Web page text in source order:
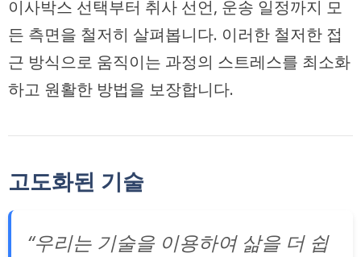
이사박스 선택부터 취사 선언, 운송 일정까지 모
든 측면을 철저히 살펴봅니다. 이러한 철저한 접
근 방식으로 움직이는 과정의 스트레스를 최소화
하고 원활한 방법을 보장합니다.
고도화된 기술
“우리는 기술을 이용하여 삶을 더 쉽